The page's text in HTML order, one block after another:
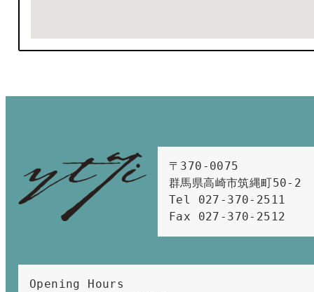
〒370-0075
群馬県高崎市筑縄町50-2
Tel 027-370-2511
Fax 027-370-2512
Opening Hours